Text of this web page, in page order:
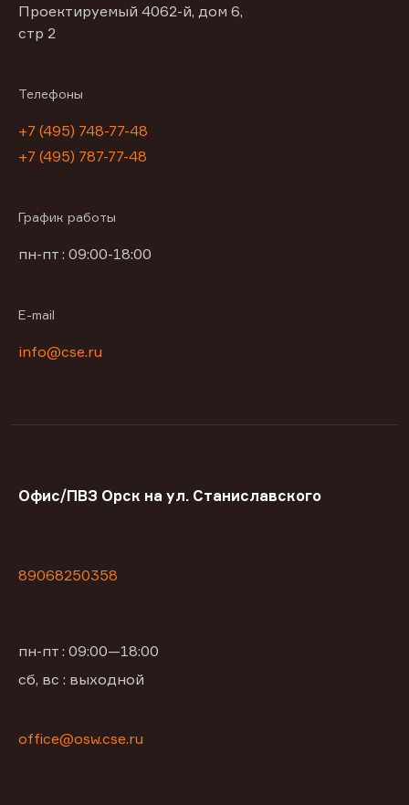
Проектируемый 4062-й, дом 6,
стр 2
Телефоны
+7 (495) 748-77-48
+7 (495) 787-77-48
График работы
пн-пт : 09:00-18:00
E-mail
info@cse.ru
Офис/ПВЗ Орск на ул. Станиславского
89068250358
пн-пт : 09:00—18:00
сб, вс : выходной
office@osw.cse.ru